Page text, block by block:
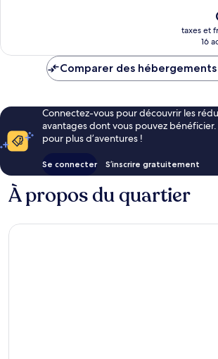
taxes et
16
Comparer des
Connectez-vous pour découvrir les
avantages dont vous pouvez
pour plus d’aventures !
Se connecter S’inscrire gratuitement
À propos du quartier